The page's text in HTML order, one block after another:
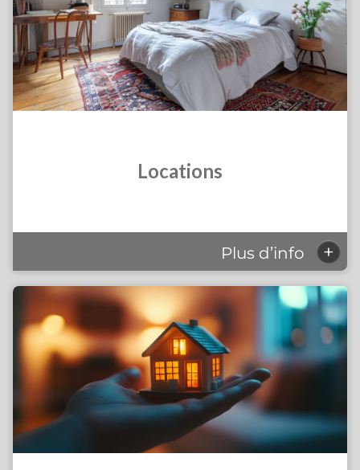
Locations
Plus d’info +